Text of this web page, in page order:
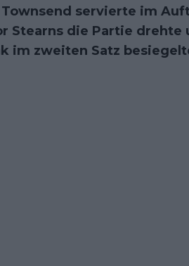
servierte im
Stearns die Partie drehte
im zweiten Satz